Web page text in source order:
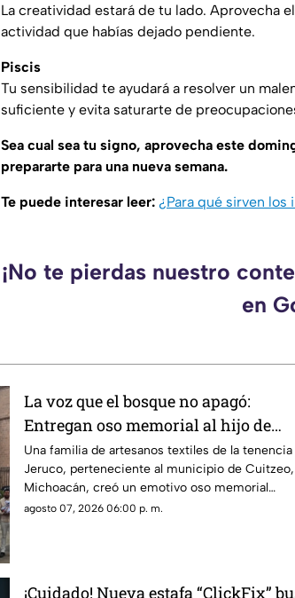
La creatividad estará de tu lado. Aprovecha
actividad que habías dejado pendiente.
Piscis
Tu sensibilidad te ayudará a resolver un
suficiente y evita saturarte de
Sea cual sea tu signo, aprovecha este
prepararte para una nueva semana.
Te puede interesar leer: ¿Para qué sirven
¡No te pierdas nuestro
en
La voz que el bosque no apagó:
Entregan oso memorial al hijo de
Homero Gómez.
Una familia de artesanos textiles de la tenencia
Jeruco, perteneciente al municipio de Cuitzeo,
Michoacán, creó un emotivo oso memorial
dedicado a Homero Gómez González, el
agosto 07, 2026 06:00 p. m.
¡Cuidado! Nueva estafa “ClickFix”